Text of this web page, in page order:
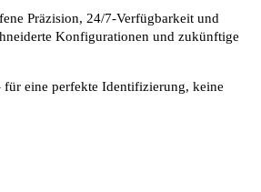
Präzision, 24/7-Verfügbarkeit und
Konfigurationen und zukünftige
für eine perfekte Identifizierung, keine